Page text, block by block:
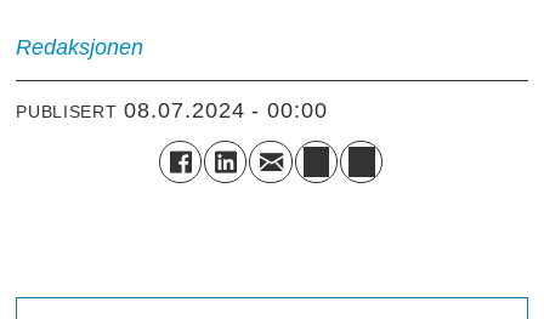
Redaksjonen
PUBLISERT 08.07.2024 - 00:00